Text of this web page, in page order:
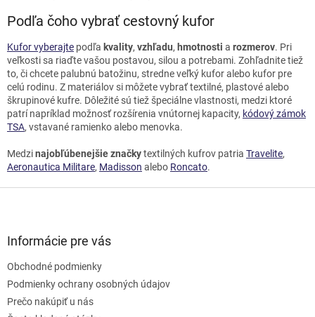
Podľa čoho vybrať cestovný kufor
Kufor vyberajte podľa kvality, vzhľadu, hmotnosti a rozmerov. Pri
veľkosti sa riaďte vašou postavou, silou a potrebami. Zohľadnite tiež
to, či chcete palubnú batožinu, stredne veľký kufor alebo kufor pre
celú rodinu. Z materiálov si môžete vybrať textilné, plastové alebo
škrupinové kufre. Dôležité sú tiež špeciálne vlastnosti, medzi ktoré
patrí napríklad možnosť rozšírenia vnútornej kapacity, kódový zámok
TSA, vstavané ramienko alebo menovka.
Medzinajobľúbenejšie značkytextilných kufrov patria Travelite,
Aeronautica Militare, Madisson alebo Roncato.
Informácie pre vás
Obchodné podmienky
Podmienky ochrany osobných údajov
Prečo nakúpiť u nás